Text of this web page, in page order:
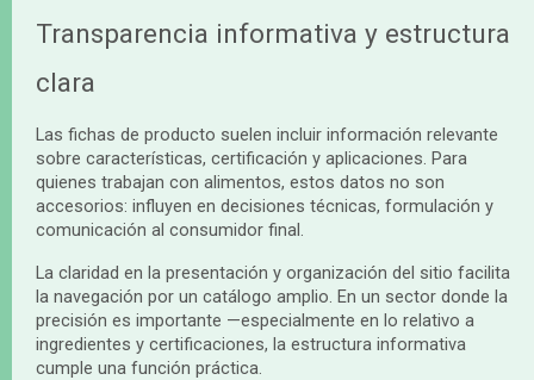
Transparencia informativa y estructura
clara
Las fichas de producto suelen incluir información relevante
sobre características, certificación y aplicaciones. Para
quienes trabajan con alimentos, estos datos no son
accesorios: influyen en decisiones técnicas, formulación y
comunicación al consumidor final.
La claridad en la presentación y organización del sitio facilita
la navegación por un catálogo amplio. En un sector donde la
precisión es importante —especialmente en lo relativo a
ingredientes y certificaciones, la estructura informativa
cumple una función práctica.